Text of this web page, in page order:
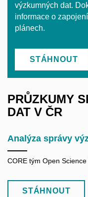
výzkumných dat.
informace o
plánech.
STÁHNOUT
PRŮZKUMY
DAT V ČR
Analýza správy
CORE tým Open
STÁHNOUT